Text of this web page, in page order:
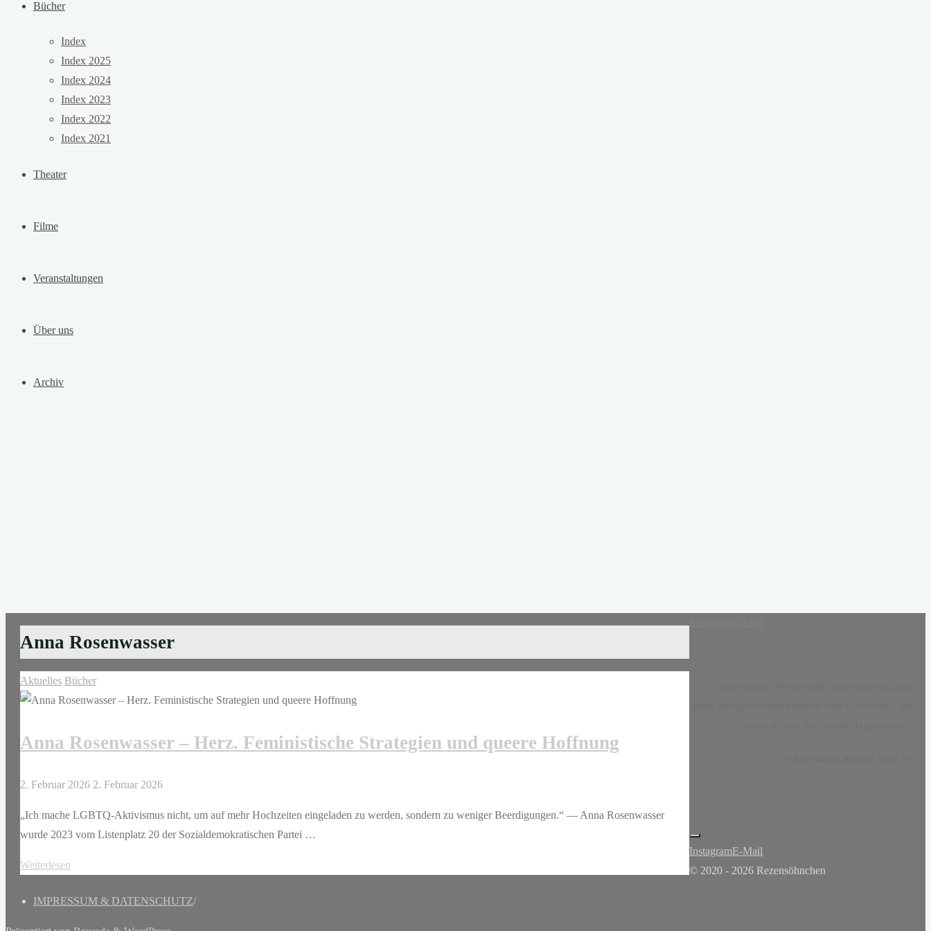
Bücher
Index
Index 2025
Index 2024
Index 2023
Index 2022
Index 2021
Theater
Filme
Veranstaltungen
Über uns
Archiv
Anna Rosenwasser
Aktuelles Bücher
Anna Rosenwasser – Herz. Feministische Strategien und queere Hoffnung
2. Februar 2026 2. Februar 2026
„Ich mache LGBTQ-Aktivismus nicht, um auf mehr Hochzeiten eingeladen zu werden, sondern zu weniger Beerdigungen.“ — Anna Rosenwasser
wurde 2023 vom Listenplatz 20 der Sozialdemokratischen Partei …
Weiterlesen
–
InstagramE-Mail
© 2020 - 2026 Rezensöhnchen
IMPRESSUM & DATENSCHUTZ/